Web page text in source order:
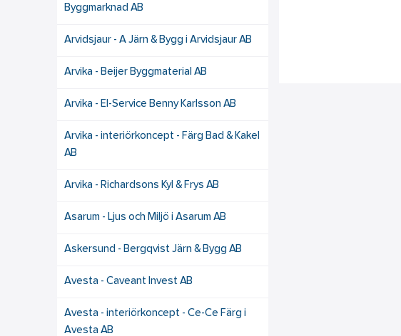
Byggmarknad AB
Arvidsjaur - A Järn & Bygg i Arvidsjaur AB
Arvika - Beijer Byggmaterial AB
Arvika - El-Service Benny Karlsson AB
Arvika - interiörkoncept - Färg Bad & Kakel
AB
Arvika - Richardsons Kyl & Frys AB
Asarum - Ljus och Miljö i Asarum AB
Askersund - Bergqvist Järn & Bygg AB
Avesta - Caveant Invest AB
Avesta - interiörkoncept - Ce-Ce Färg i
Avesta AB